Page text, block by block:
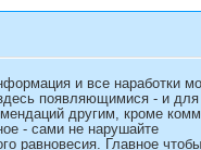
и все наработки
появляющимися - и для
другим, кроме
- сами не нарушайте
равновесия. Главное